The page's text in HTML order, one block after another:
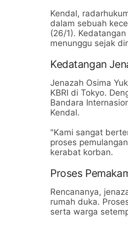
Kendal,
dalam sebuah
(26/1).
menunggu sejak
Kedatangan
Jenazah Osima
KBRI di Tokyo.
Bandara
Kendal.
"Kami sangat
proses
kerabat korban.
Proses
Rencananya,
rumah duka.
serta warga